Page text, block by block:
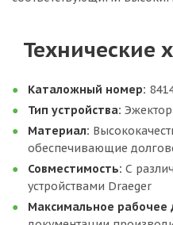
Технические
Каталожный номер:
Тип устройства: Эжектор
Материал:
обеспечивающие
Совместимость: С
устройствами Draeger
Максимальное рабочее